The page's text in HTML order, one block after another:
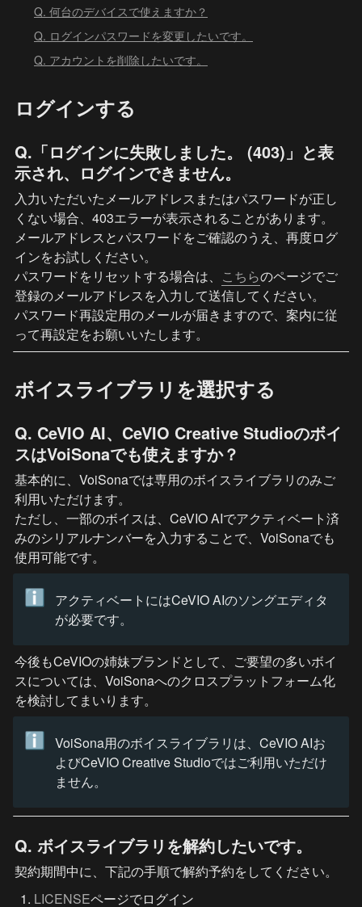
Q. 何台のデバイスで使えますか？
Q. ログインパスワードを変更したいです。
Q. アカウントを削除したいです。
ログインする
Q.「ログインに失敗しました。 (403)」と表
示され、ログインできません。
入力いただいたメールアドレスまたはパスワードが正し
くない場合、403エラーが表示されることがあります。
メールアドレスとパスワードをご確認のうえ、再度ログ
インをお試しください。
パスワードをリセットする場合は、 こちらのページでご
登録のメールアドレスを入力して送信してください。
パスワード再設定用のメールが届きますので、案内に従
って再設定をお願いいたします。
ボイスライブラリを選択する
Q. CeVIO AI、CeVIO Creative Studioのボイ
スはVoiSonaでも使えますか？
基本的に、VoiSonaでは専用のボイスライブラリのみご
利用いただけます。
ただし、一部のボイスは、CeVIO AIでアクティベート済
みのシリアルナンバーを入力することで、VoiSonaでも
使用可能です。
ℹ️
アクティベートにはCeVIO AIのソングエディタ
が必要です。
今後もCeVIOの姉妹ブランドとして、ご要望の多いボイ
スについては、VoiSonaへのクロスプラットフォーム化
を検討してまいります。
ℹ️
VoiSona用のボイスライブラリは、CeVIO AIお
よびCeVIO Creative Studioではご利用いただけ
ません。
Q. ボイスライブラリを解約したいです。
契約期間中に、下記の手順で解約予約をしてください。
LICENSEページでログイン